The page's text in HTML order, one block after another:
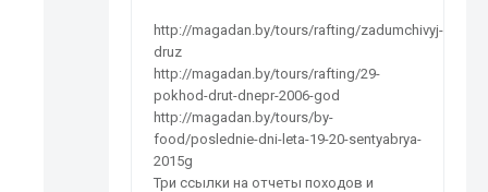
http://magadan.by/tours/rafting/zadumchivyj-
druz
http://magadan.by/tours/rafting/29-
pokhod-drut-dnepr-2006-god
http://magadan.by/tours/by-
food/poslednie-dni-leta-19-20-sentyabrya-
2015g
Три ссылки на отчеты походов и